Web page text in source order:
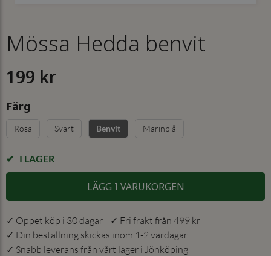
Mössa Hedda benvit
199 kr
Färg
Rosa Svart Benvit Marinblå
I LAGER
LÄGG I VARUKORGEN
✓ Öppet köp i 30 dagar ✓ Fri frakt från 499 kr
✓ Din beställning skickas inom 1-2 vardagar
✓ Snabb leverans från vårt lager i Jönköping